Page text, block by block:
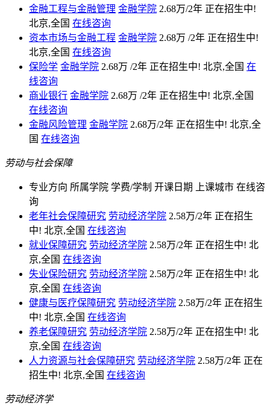
金融工程与金融管理 金融学院 2.68万/2年 正在招生中!
北京,全国 在线咨询
资本市场与金融工程 金融学院 2.68万 /2年 正在招生中!
北京,全国 在线咨询
保险学 金融学院 2.68万 /2年 正在招生中! 北京,全国 在
线咨询
商业银行 金融学院 2.68万 /2年 正在招生中! 北京,全国
在线咨询
金融风险管理 金融学院 2.68万/2年 正在招生中! 北京,全
国 在线咨询
劳动与社会保障
专业方向 所属学院 学费/学制 开课日期 上课城市 在线咨
询
老年社会保障研究 劳动经济学院 2.58万/2年 正在招生
中! 北京,全国 在线咨询
就业保障研究 劳动经济学院 2.58万/2年 正在招生中! 北
京,全国 在线咨询
失业保险研究 劳动经济学院 2.58万/2年 正在招生中! 北
京,全国 在线咨询
健康与医疗保障研究 劳动经济学院 2.58万/2年 正在招生
中! 北京,全国 在线咨询
养老保障研究 劳动经济学院 2.58万/2年 正在招生中! 北
京,全国 在线咨询
人力资源与社会保障研究 劳动经济学院 2.58万/2年 正在
招生中! 北京,全国 在线咨询
劳动经济学